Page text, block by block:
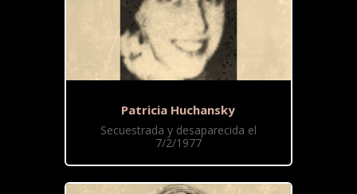
Patricia Huchansky
Secuestrada y desaparecida el
7/2/1977